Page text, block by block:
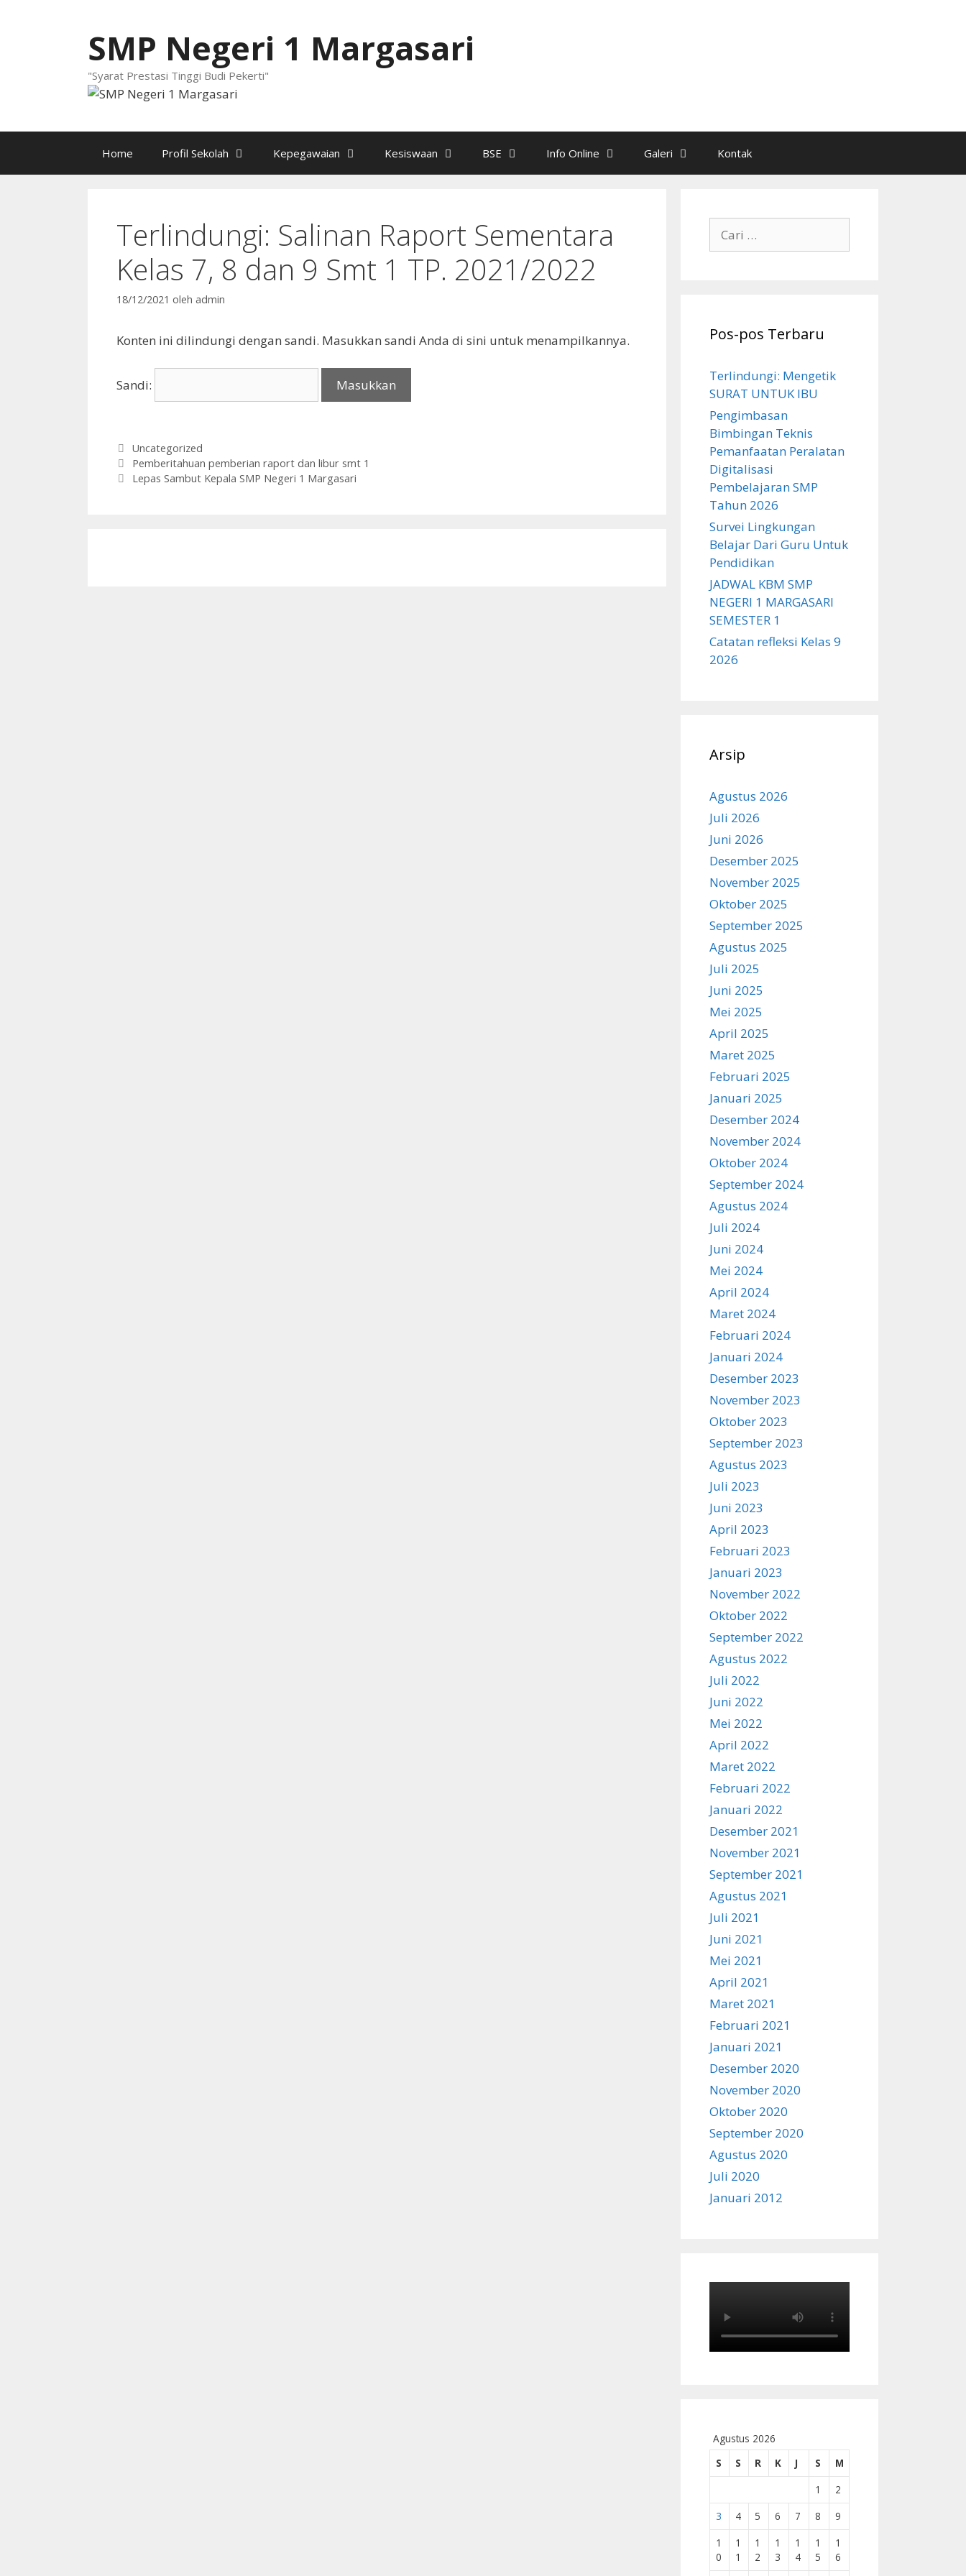
SMP Negeri 1 Margasari
"Syarat Prestasi Tinggi Budi Pekerti"
Home Profil Sekolah Kepegawaian Kesiswaan BSE Info Online Galeri Kontak
Terlindungi: Salinan Raport Sementara
Kelas 7, 8 dan 9 Smt 1 TP. 2021/2022
18/12/2021 oleh admin
Konten ini dilindungi dengan sandi. Masukkan sandi Anda di sini untuk menampilkannya.
Sandi:
Kategori
Uncategorized
Pemberitahuan pemberian raport dan libur smt 1
Lepas Sambut Kepala SMP Negeri 1 Margasari
untuk:
Pos-pos Terbaru
Terlindungi: Mengetik
SURAT UNTUK IBU
Pengimbasan
Bimbingan Teknis
Pemanfaatan Peralatan
Digitalisasi
Pembelajaran SMP
Tahun 2026
Survei Lingkungan
Belajar Dari Guru Untuk
Pendidikan
JADWAL KBM SMP
NEGERI 1 MARGASARI
SEMESTER 1
Catatan refleksi Kelas 9
2026
Arsip
Agustus 2026
Juli 2026
Juni 2026
Desember 2025
November 2025
Oktober 2025
September 2025
Agustus 2025
Juli 2025
Juni 2025
Mei 2025
April 2025
Maret 2025
Februari 2025
Januari 2025
Desember 2024
November 2024
Oktober 2024
September 2024
Agustus 2024
Juli 2024
Juni 2024
Mei 2024
April 2024
Maret 2024
Februari 2024
Januari 2024
Desember 2023
November 2023
Oktober 2023
September 2023
Agustus 2023
Juli 2023
Juni 2023
April 2023
Februari 2023
Januari 2023
November 2022
Oktober 2022
September 2022
Agustus 2022
Juli 2022
Juni 2022
Mei 2022
April 2022
Maret 2022
Februari 2022
Januari 2022
Desember 2021
November 2021
September 2021
Agustus 2021
Juli 2021
Juni 2021
Mei 2021
April 2021
Maret 2021
Februari 2021
Januari 2021
Desember 2020
November 2020
Oktober 2020
September 2020
Agustus 2020
Juli 2020
Januari 2012
Agustus 2026
S
S R K J S
M
1
2
3
4 5 6 7 8
9
1
0
1
1
1
2
1
3
1
4
1
5
1
6